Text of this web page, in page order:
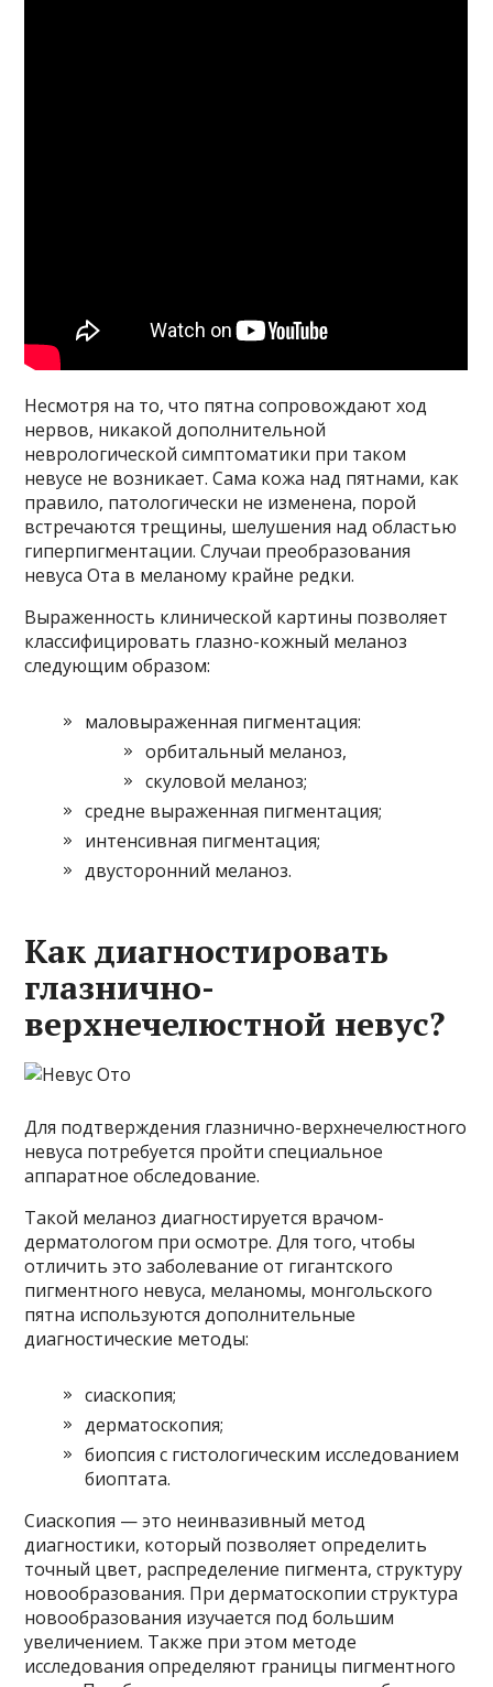
Несмотря на то, что пятна сопровождают ход
нервов, никакой дополнительной
неврологической симптоматики при таком
невусе не возникает. Сама кожа над пятнами, как
правило, патологически не изменена, порой
встречаются трещины, шелушения над областью
гиперпигментации. Случаи преобразования
невуса Ота в меланому крайне редки.
Выраженность клинической картины позволяет
классифицировать глазно-кожный меланоз
следующим образом:
маловыраженная пигментация:
орбитальный меланоз,
скуловой меланоз;
средне выраженная пигментация;
интенсивная пигментация;
двусторонний меланоз.
Как диагностировать
глазнично-
верхнечелюстной невус?
Для подтверждения глазнично-верхнечелюстного
невуса потребуется пройти специальное
аппаратное обследование.
Такой меланоз диагностируется врачом-
дерматологом при осмотре. Для того, чтобы
отличить это заболевание от гигантского
пигментного невуса, меланомы, монгольского
пятна используются дополнительные
диагностические методы:
сиаскопия;
дерматоскопия;
биопсия с гистологическим исследованием
биоптата.
Сиаскопия — это неинвазивный метод
диагностики, который позволяет определить
точный цвет, распределение пигмента, структуру
новообразования. При дерматоскопии структура
новообразования изучается под большим
увеличением. Также при этом методе
исследования определяют границы пигментного